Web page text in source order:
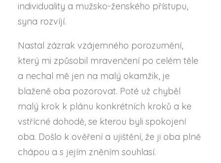
individuality a mužsko-ženského přístupu,
syna rozvíjí.
Nastal zázrak vzájemného porozumění,
který mi způsobil mravenčení po celém těle
a nechal mě jen na malý okamžik, je
blaženě oba pozorovat. Poté už chyběl
malý krok k plánu konkrétních kroků a ke
vstřícné dohodě, se kterou byli spokojení
oba. Došlo k ověření a ujištění, že ji oba plně
chápou a s jejím zněním souhlasí.